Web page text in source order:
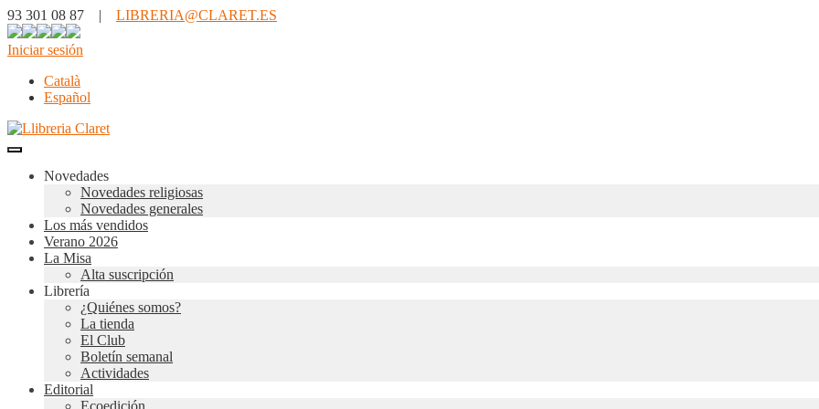
93 301 08 87 | LIBRERIA@CLARET.ES
Iniciar sesión
Català
Español
Novedades
Novedades religiosas
Novedades generales
Los más vendidos
Verano 2026
La Misa
Alta suscripción
Librería
¿Quiénes somos?
La tienda
El Club
Boletín semanal
Actividades
Editorial
Ecoedición